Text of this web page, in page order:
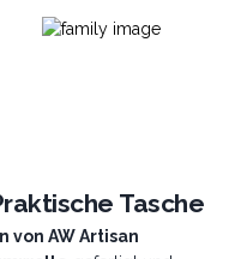
Tasche
von AW Artisan